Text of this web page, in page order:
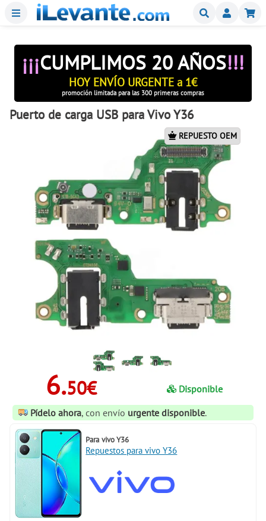
Menu Buscar
¡¡¡CUMPLIMOS 20 AÑOS!!!
HOY ENVÍO URGENTE a 1€
promoción limitada para las 300 primeras compras
Puerto de carga USB para Vivo Y36
REPUESTO OEM
6.50€
Disponible
Pídelo ahora, con envío urgente disponible.
Para vivo Y36
Repuestos para vivo Y36